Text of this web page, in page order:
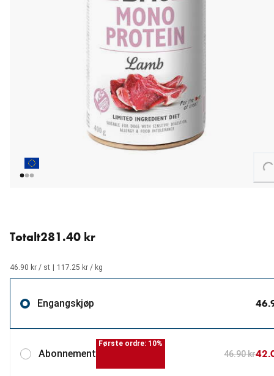
Loading...
Totalt281.40 kr
46.90 kr / st 117.25 kr / kg
Engangskjøp
Abonnement
Første ordre: 10%
46.90 kr